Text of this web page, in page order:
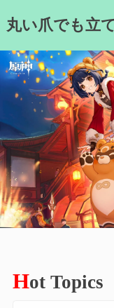
to丸い爪でも立
Hot Topics